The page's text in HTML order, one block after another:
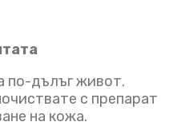
по-дълъг живот.
с препарат
на кожа.